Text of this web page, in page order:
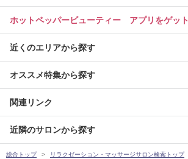
ホットペッパービューティー アプリをゲット
近くのエリアから探す
オススメ特集から探す
関連リンク
近隣のサロンから探す
総合トップ リラクゼーション・マッサージサロン検索トップ